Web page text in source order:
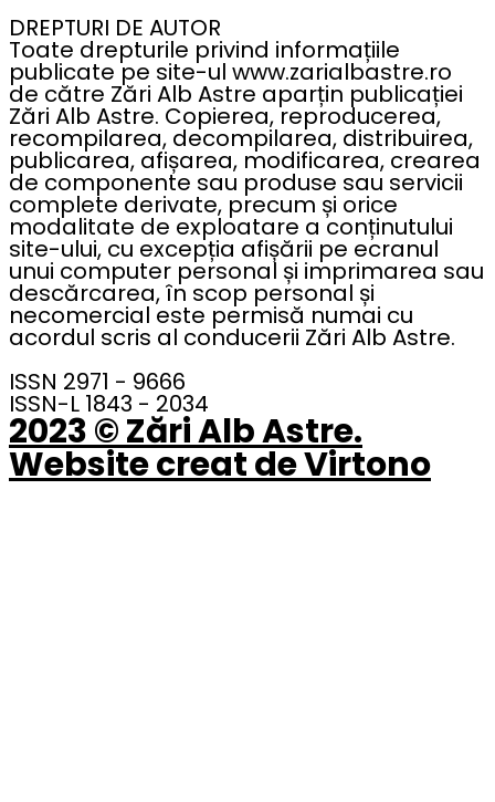
DREPTURI DE AUTOR
Toate drepturile privind informațiile
publicate pe site-ul www.zarialbastre.ro
de către Zări Alb Astre aparțin publicației
Zări Alb Astre. Copierea, reproducerea,
recompilarea, decompilarea, distribuirea,
publicarea, afișarea, modificarea, crearea
de componente sau produse sau servicii
complete derivate, precum și orice
modalitate de exploatare a conținutului
site-ului, cu excepția afișării pe ecranul
unui computer personal și imprimarea sau
descărcarea, în scop personal și
necomercial este permisă numai cu
acordul scris al conducerii Zări Alb Astre.
ISSN 2971 - 9666
ISSN-L 1843 - 2034
2023 © Zări Alb Astre.
Website creat de Virtono